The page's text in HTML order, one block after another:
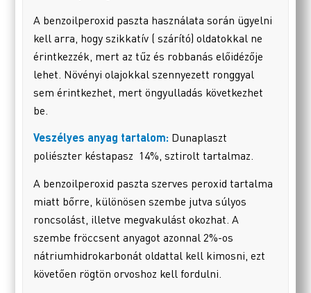
A benzoilperoxid paszta használata során ügyelni
kell arra, hogy szikkatív ( szárító) oldatokkal ne
érintkezzék, mert az tűz és robbanás előidézője
lehet. Növényi olajokkal szennyezett ronggyal
sem érintkezhet, mert öngyulladás következhet
be.
Veszélyes anyag tartalom: Dunaplaszt
poliészter késtapasz 14%, sztirolt tartalmaz.
A benzoilperoxid paszta szerves peroxid tartalma
miatt bőrre, különösen szembe jutva súlyos
roncsolást, illetve megvakulást okozhat. A
szembe fröccsent anyagot azonnal 2%-os
nátriumhidrokarbonát oldattal kell kimosni, ezt
követően rögtön orvoshoz kell fordulni.